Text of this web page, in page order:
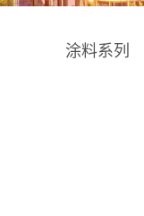
涂料系列